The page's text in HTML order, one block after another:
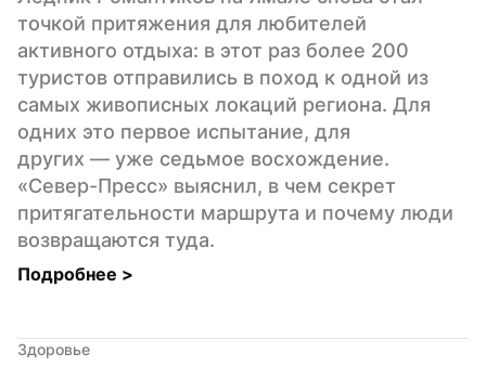
точкой притяжения для любителей
активного отдыха: в этот раз более 200
туристов отправились в поход к одной из
самых живописных локаций региона. Для
одних это первое испытание, для
других — уже седьмое восхождение.
«Север-Пресс» выяснил, в чем секрет
притягательности маршрута и почему люди
возвращаются туда.
Подробнее >
Здоровье